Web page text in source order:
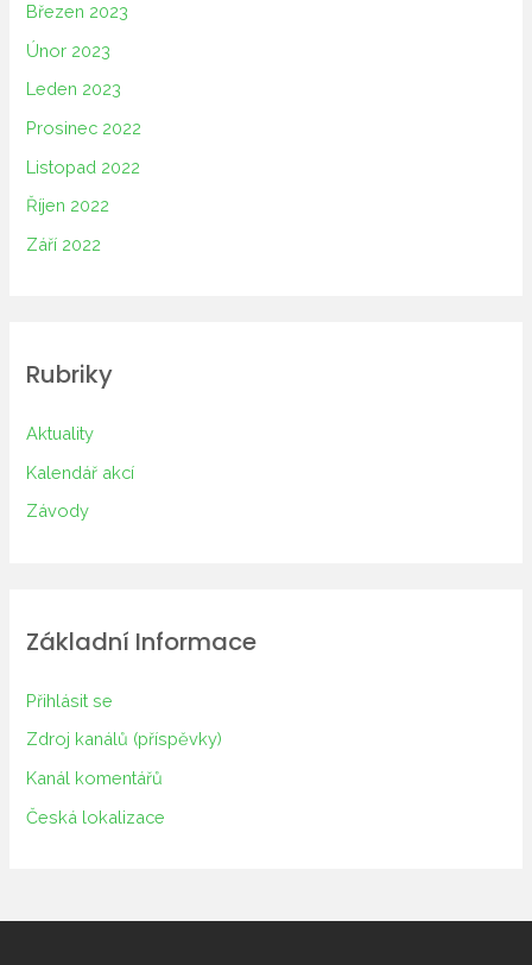
Březen 2023
Únor 2023
Leden 2023
Prosinec 2022
Listopad 2022
Říjen 2022
Září 2022
Rubriky
Aktuality
Kalendář akcí
Závody
Základní Informace
Přihlásit se
Zdroj kanálů (příspěvky)
Kanál komentářů
Česká lokalizace